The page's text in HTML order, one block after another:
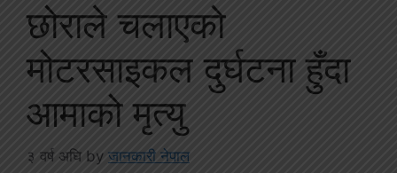
छोराले चलाएको
मोटरसाइकल दुर्घटना हुँदा
आमाको मृत्यु
३ वर्ष अघि by जानकारी नेपाल